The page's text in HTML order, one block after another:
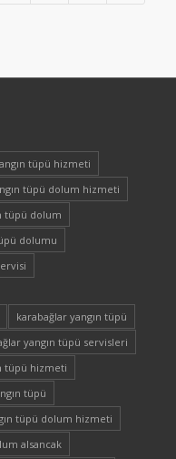
tüpü hizmeti
tüpü dolum hizmeti
tüpü dolum
dolumu
karabağlar yangın tüpü
yangın tüpü servisleri
tüpü hizmeti
tüpü
tüpü dolum hizmeti
alsancak